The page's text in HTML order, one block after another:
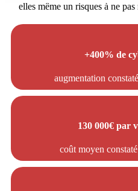
elles même un risques à ne
+400% de
augmentation
130 000€ par
coût moyen